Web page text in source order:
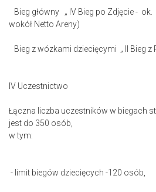
Bieg główny „ IV Bieg po Zdjęcie -
wokół Netto Areny)
Bieg z wózkami dziecięcymi „ II Bieg z
IV Uczestnictwo
Łączna liczba uczestników w biegach
jest do 350 osób,
w tym:
- limit biegów dziecięcych -120 osób,